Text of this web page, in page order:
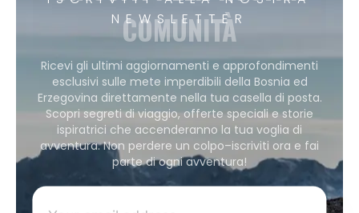
NEWSLETTER
COMUNITÀ
Ricevi gli ultimi aggiornamenti e approfondimenti
esclusivi sulle mete imperdibili della Bosnia ed
Erzegovina direttamente nella tua casella di posta.
Scopri segreti di viaggio, offerte speciali e storie
ispiratrici che accenderanno la tua voglia di
avventura. Non perdere un colpo–iscriviti ora e fai
parte di ogni avventura!